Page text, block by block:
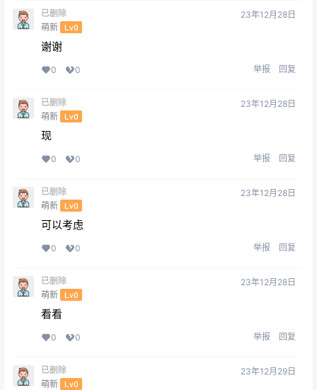
已删除
萌新 Lv0
23年12月28日
谢谢
0 0 举报 回复
已删除
萌新 Lv0
23年12月28日
现
0 0 举报 回复
已删除
萌新 Lv0
23年12月28日
可以考虑
0 0 举报 回复
已删除
萌新 Lv0
23年12月28日
看看
0 0 举报 回复
已删除
萌新 Lv0
23年12月29日